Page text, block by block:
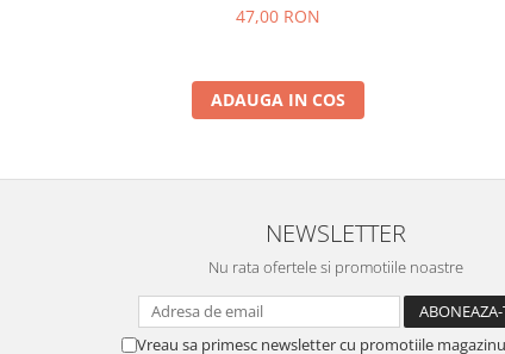
47,00 RON
ADAUGA IN COS
NEWSLETTER
Nu rata ofertele si promotiile noastre
Vreau sa primesc newsletter cu promotiile